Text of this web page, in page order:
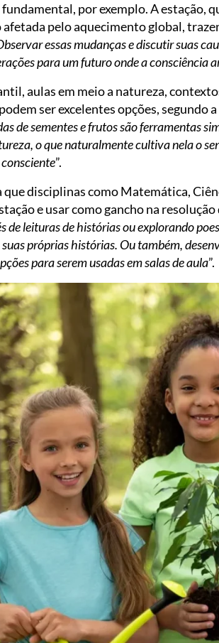
por exemplo. A estação,
pelo aquecimento global,
essas mudanças e discutir suas
para um futuro onde a consciência
aulas em meio a natureza,
ser excelentes opções, segundo a
de sementes e frutos são ferramentas
o que naturalmente cultiva nela o
”.
que disciplinas como Matemática,
e usar como gancho na
de leituras de histórias ou explorando
próprias histórias. Ou também,
para serem usadas em salas de aula”.